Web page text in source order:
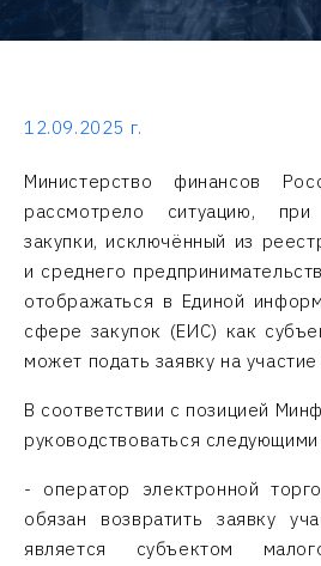
12.09.2025 г.
Министерство финансов
рассмотрело ситуацию,
закупки, исключённый из
и среднего
отображаться в Единой
сфере закупок (ЕИС) как
может подать заявку на участие
В соответствии с позицией
руководствоваться
- оператор электронной
обязан возвратить заявку
является субъектом